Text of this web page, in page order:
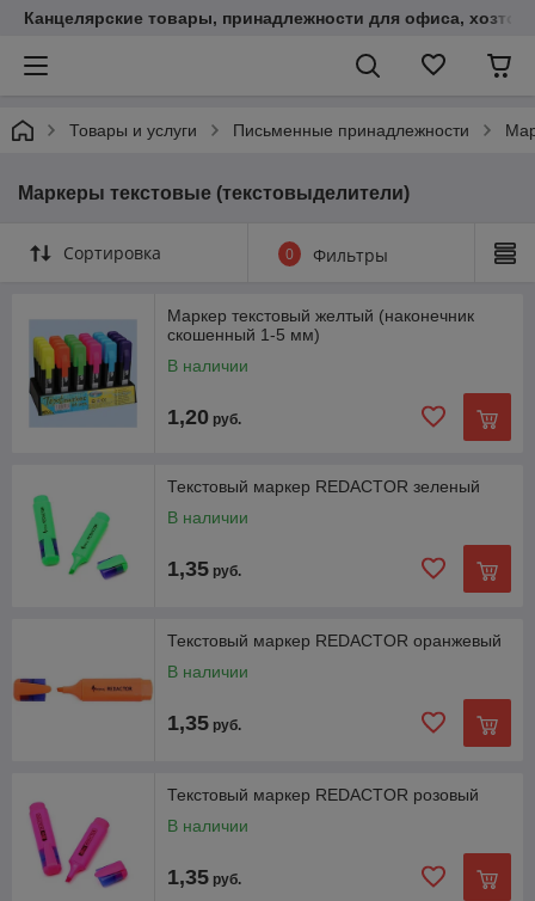
Канцелярские товары, принадлежности для офиса,
Товары и услуги Письменные принадлежности
Маркеры текстовые (текстовыделители)
Сортировка 0 Фильтры
Маркер текстовый желтый (наконечник
скошенный 1-5 мм)
В наличии
1,20 руб.
Текстовый маркер REDACTOR зеленый
В наличии
1,35 руб.
Текстовый маркер REDACTOR оранжевый
В наличии
1,35 руб.
Текстовый маркер REDACTOR розовый
В наличии
1,35 руб.